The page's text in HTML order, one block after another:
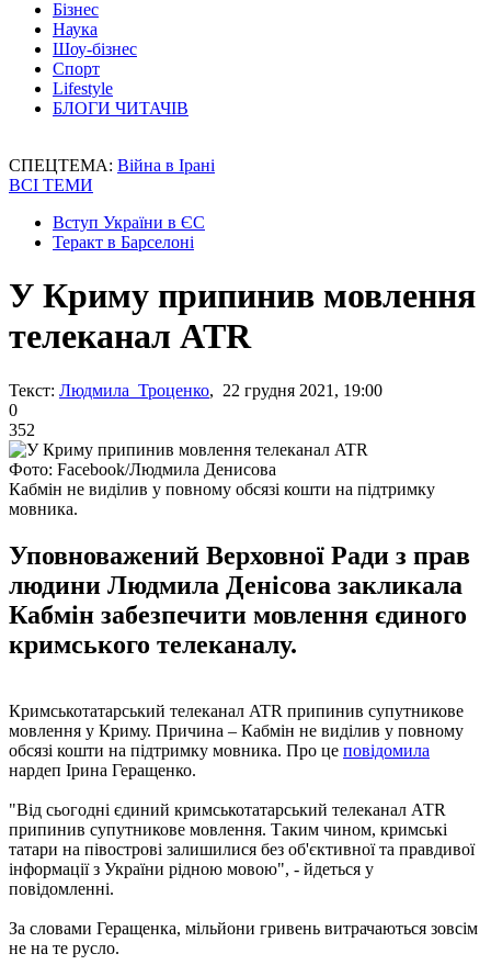
Бізнес
Наука
Шоу-бізнес
Спорт
Lifestyle
БЛОГИ ЧИТАЧІВ
СПЕЦТЕМА: Війна в Ірані
ВСІ ТЕМИ
Вступ України в ЄС
Теракт в Барселоні
У Криму припинив мовлення
телеканал ATR
Текст: Людмила Троценко, 22 грудня 2021, 19:00
0
352
Фото: Facebook/Людмила Денисова
Кабмін не виділив у повному обсязі кошти на підтримку
мовника.
Уповноважений Верховної Ради з прав
людини Людмила Денісова закликала
Кабмін забезпечити мовлення єдиного
кримського телеканалу.
Кримськотатарський телеканал ATR припинив супутникове
мовлення у Криму. Причина – Кабмін не виділив у повному
обсязі кошти на підтримку мовника. Про це повідомила
нардеп Ірина Геращенко.
"Від сьогодні єдиний кримськотатарський телеканал АТR
припинив супутникове мовлення. Таким чином, кримські
татари на півострові залишилися без об'єктивної та правдивої
інформації з України рідною мовою", - йдеться у
повідомленні.
За словами Геращенка, мільйони гривень витрачаються зовсім
не на те русло.